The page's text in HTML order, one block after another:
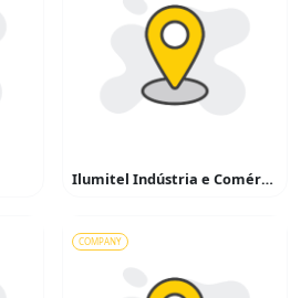
Ilumitel Indústria e Comércio de Materiais Elétricos
COMPANY